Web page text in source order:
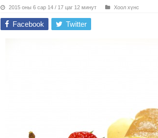
2015 оны 6 сар 14 / 17 цаг 12 минут Хоол хүнс
Facebook Twitter